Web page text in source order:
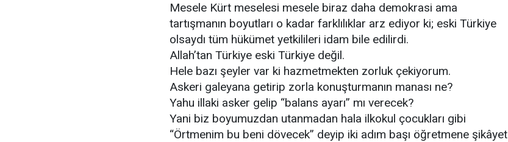
Mesele Kürt meselesi mesele biraz daha demokrasi ama
tartışmanın boyutları o kadar farklılıklar arz ediyor ki; eski Türkiye
olsaydı tüm hükümet yetkilileri idam bile edilirdi.
Allah’tan Türkiye eski Türkiye değil.
Hele bazı şeyler var ki hazmetmekten zorluk çekiyorum.
Askeri galeyana getirip zorla konuşturmanın manası ne?
Yahu illaki asker gelip “balans ayarı” mı verecek?
Yani biz boyumuzdan utanmadan hala ilkokul çocukları gibi
“Örtmenim bu beni dövecek” deyip iki adım başı öğretmene şikâyet